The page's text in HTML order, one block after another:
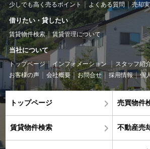
少しでも高く売るポイント
よくある質問 売却
借りたい・貸したい
賃貸物件検索 賃貸管理について
当社について
トップページ インフォメーション スタッフ紹
お客様の声
会社概要 お問合せ 採用情報 個
トップページ 売買物件
賃貸物件検索 不動産売